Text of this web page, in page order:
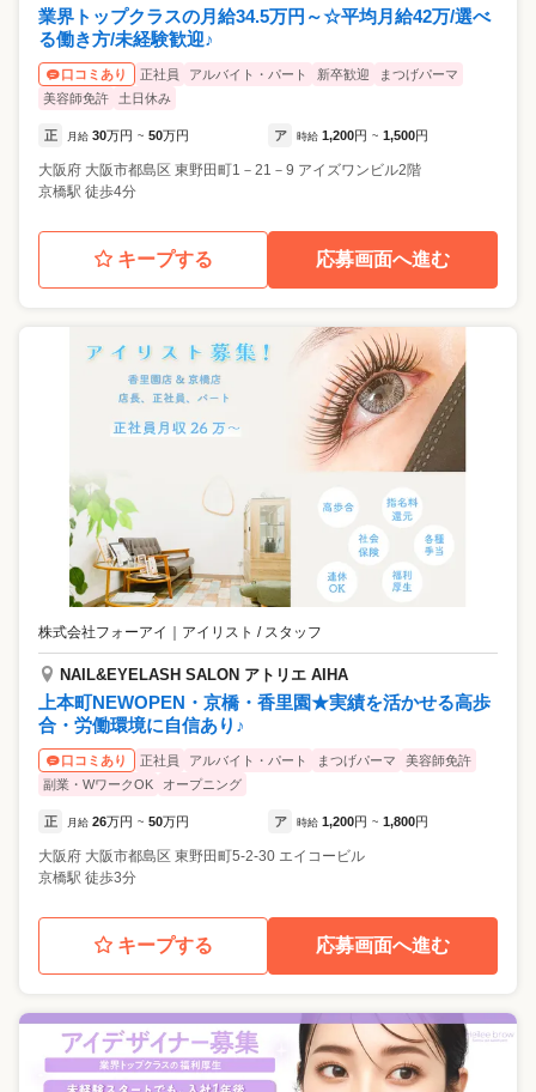
業界トップクラスの月給34.5万円～☆平均月給42万/選べ
る働き方/未経験歓迎♪
口コミあり 正社員 アルバイト・パート 新卒歓迎
まつげパーマ
美容師免許
土日休み
正 月給 30万円 ~ 50万円 ア 時給 1,200円 ~ 1,500円
大阪府 大阪市都島区 東野田町1－21－9 アイズワンビル2階
京橋駅 徒歩4分
キープする 応募画面へ進む
株式会社フォーアイ アイリスト / スタッフ
NAIL&EYELASH SALON アトリエ AIHA
上本町NEWOPEN・京橋・香里園★実績を活かせる高歩
合・労働環境に自信あり♪
口コミあり 正社員 アルバイト・パート まつげパーマ
美容師免許
副業・WワークOK
オープニング
正 月給 26万円 ~ 50万円 ア 時給 1,200円 ~ 1,800円
大阪府 大阪市都島区 東野田町5-2-30 エイコービル
京橋駅 徒歩3分
キープする 応募画面へ進む